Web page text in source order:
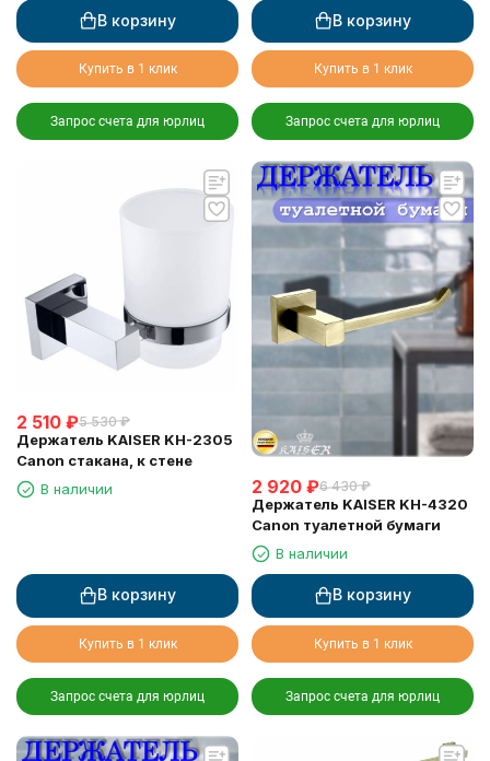
В корзину
Купить в 1 клик
Запрос счета для юрлиц
В корзину
Купить в 1 клик
Запрос счета для юрлиц
2 510 ₽5 530 ₽
Держатель KAISER KH-2305
Canon стакана, к стене
В наличии
В корзину
Купить в 1 клик
Запрос счета для юрлиц
2 920 ₽6 430 ₽
Держатель KAISER KH-4320
Canon туалетной бумаги
В наличии
В корзину
Купить в 1 клик
Запрос счета для юрлиц